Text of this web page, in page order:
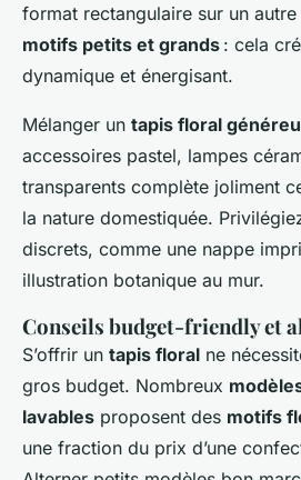
format rectangulaire sur un
motifs petits et grands : cela
dynamique et énergisant.
Mélanger un tapis floral
accessoires pastel, lampes
transparents complète joliment
la nature domestiquée.
discrets, comme une nappe
illustration botanique au mur.
Conseils budget-friendly et
S’offrir un tapis floral ne
gros budget. Nombreux
lavables proposent des motifs
une fraction du prix d’une